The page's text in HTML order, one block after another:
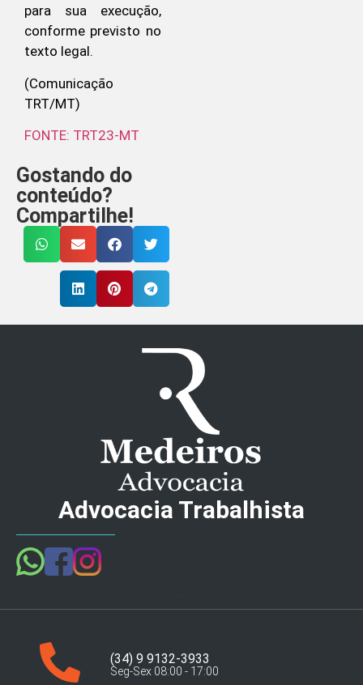
para sua execução,
conforme previsto no
texto legal.
(Comunicação
TRT/MT)
FONTE: TRT23-MT
Gostando do
conteúdo?
Compartilhe!
Advocacia Trabalhista
(34) 9 9132-3933
Seg-Sex 08:00 - 17:00